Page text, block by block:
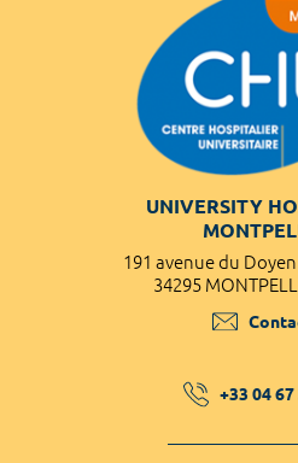
UNIVERSITY
191 avenue du
34295
+33 04 67